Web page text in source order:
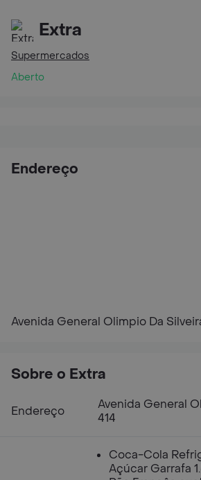
Extra
Supermercados
Aberto
Endereço
Avenida General Olimpio Da
Sobre o Extra
Endereço
Avenida General
414
Coca-Cola
Açúcar Garrafa